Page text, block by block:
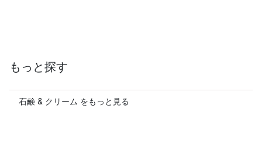
もっと探す
石鹸 & クリーム をもっと見る